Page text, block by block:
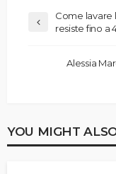
Come lavare
resiste fino a
Alessia
YOU MIGHT